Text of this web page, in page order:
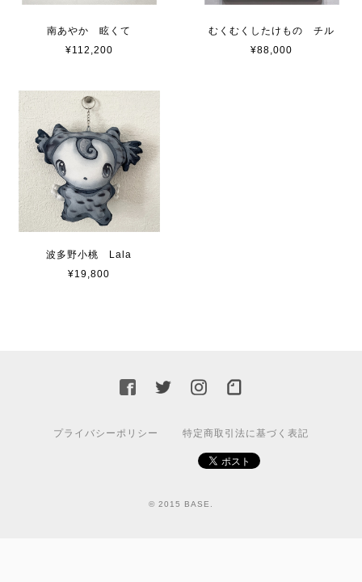
南あやか 眩くて
¥112,200
むくむくしたけもの チル
¥88,000
波多野小桃 Lala
¥19,800
プライバシーポリシー 特定商取引法に基づく表記
© 2015 BASE.